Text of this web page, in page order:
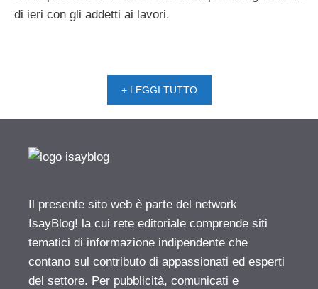
di ieri con gli addetti ai lavori.
+ LEGGI TUTTO
Il presente sito web è parte del network
IsayBlog! la cui rete editoriale comprende siti
tematici di informazione indipendente che
contano sul contributo di appassionati ed esperti
del settore. Per pubblicità, comunicati e